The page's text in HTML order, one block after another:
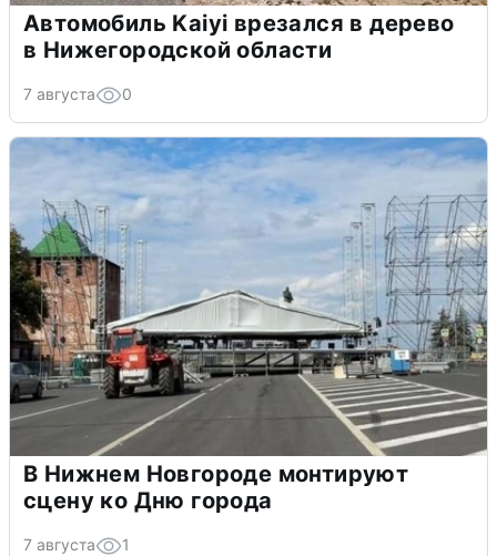
Автомобиль Kaiyi врезался в дерево
в Нижегородской области
7 августа 0
В Нижнем Новгороде монтируют
сцену ко Дню города
7 августа 1